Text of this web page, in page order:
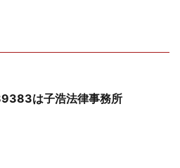
は子浩法律事務所